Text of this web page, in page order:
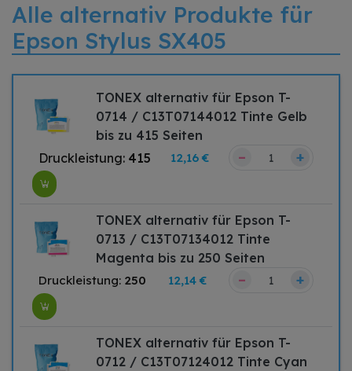
Alle alternativ Produkte für
Epson Stylus SX405
TONEX alternativ für Epson T-
0714 / C13T07144012 Tinte Gelb
bis zu 415 Seiten
Druckleistung: 415 12,16 € – +
TONEX alternativ für Epson T-
0713 / C13T07134012 Tinte
Magenta bis zu 250 Seiten
Druckleistung: 250 12,14 € – +
TONEX alternativ für Epson T-
0712 / C13T07124012 Tinte Cyan